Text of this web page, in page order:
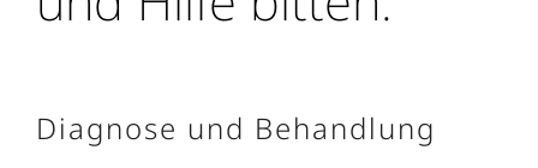
Diagnose und Behandlung